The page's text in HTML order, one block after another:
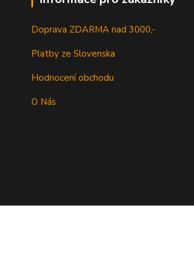
Doprava ZDARMA nad 3000,-
Platby ze Slovenska
Hodnocení obchodu
O Nás